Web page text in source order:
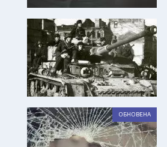
ОБНОВЕНА